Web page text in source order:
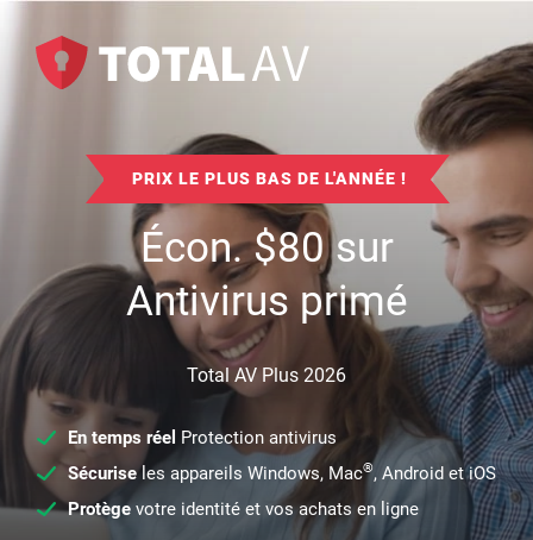
PRIX LE PLUS BAS DE L'ANNÉE !
Écon.$80sur
Antivirus primé
Total AV Plus 2026
En temps réel Protection antivirus
Sécuriseles appareils Windows, Mac®, Android et iOS
Protège votre identité et vos achats en ligne